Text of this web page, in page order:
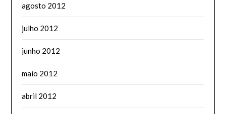
agosto 2012
julho 2012
junho 2012
maio 2012
abril 2012